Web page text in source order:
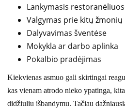
Lankymasis
Valgymas prie kitų žmonių
Dalyvavimas šventėse
Mokykla ar darbo aplinka
Pokalbio pradėjimas
Kiekvienas asmuo gali skirtingai
kas vienam atrodo nieko ypatinga,
didžiuliu išbandymu. Tačiau